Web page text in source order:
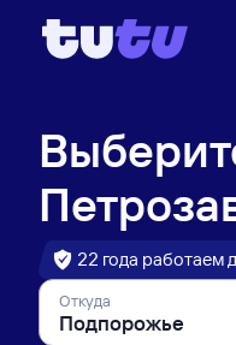
22 года работаем
Откуда